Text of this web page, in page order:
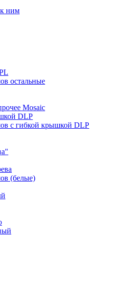
к ним
остальные
Mosaic
DLP
с гибкой крышкой DLP
(белые)